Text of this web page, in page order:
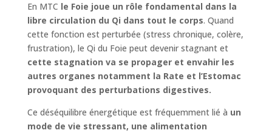
En MTC le Foie joue un rôle fondamental dans la
libre circulation du Qi dans tout le corps. Quand
cette fonction est perturbée (stress chronique, colère,
frustration), le Qi du Foie peut devenir stagnant et
cette stagnation va se propager et envahir les
autres organes notamment la Rate et l’Estomac
provoquant des perturbations digestives.
Ce déséquilibre énergétique est fréquemment lié à un
mode de vie stressant, une alimentation